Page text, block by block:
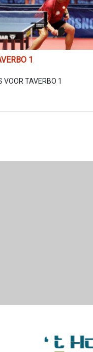
1
VOOR TAVERBO 1